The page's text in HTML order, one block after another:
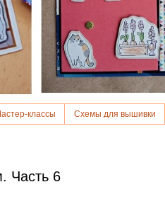
классы Схемы для вышивки
Часть 6